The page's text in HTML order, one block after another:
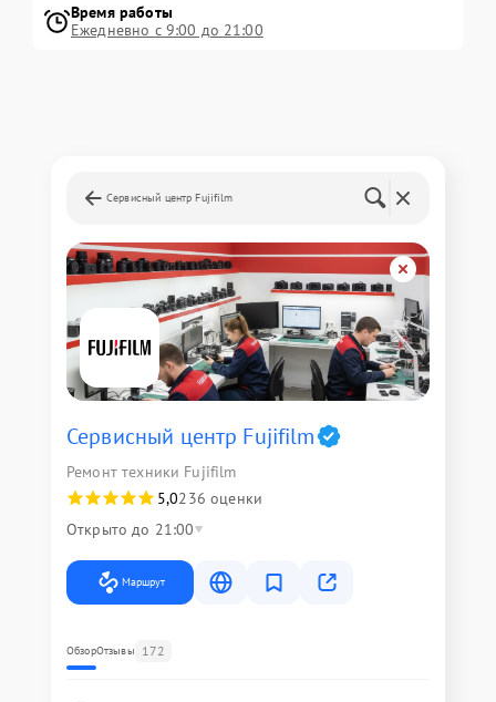
Время работы
Ежедневно с 9:00 до 21:00
Сервисный центр Fujifilm
Сервисный центр Fujifilm
Ремонт техники Fujifilm
5,0236 оценки
Открыто до 21:00
Маршрут
ОбзорОтзывы 172